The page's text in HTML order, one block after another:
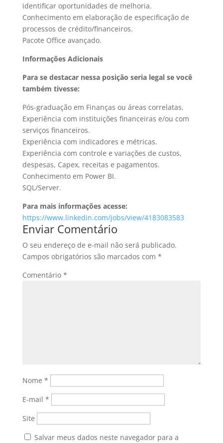
identificar oportunidades de melhoria.
Conhecimento em elaboração de especificação de
processos de crédito/financeiros.
Pacote Office avançado.
Informações Adicionais
Para se destacar nessa posição seria legal se você
também tivesse:
Pós-graduação em Finanças ou áreas correlatas.
Experiência com instituições financeiras e/ou com
serviços financeiros.
Experiência com indicadores e métricas.
Experiência com controle e variações de custos,
despesas, Capex, receitas e pagamentos.
Conhecimento em Power BI.
SQL/Server.
Para mais informações acesse:
https://www.linkedin.com/jobs/view/4183083583
Enviar Comentário
O seu endereço de e-mail não será publicado.
Campos obrigatórios são marcados com *
Comentário *
Nome *
E-mail *
Site
Salvar meus dados neste navegador para a